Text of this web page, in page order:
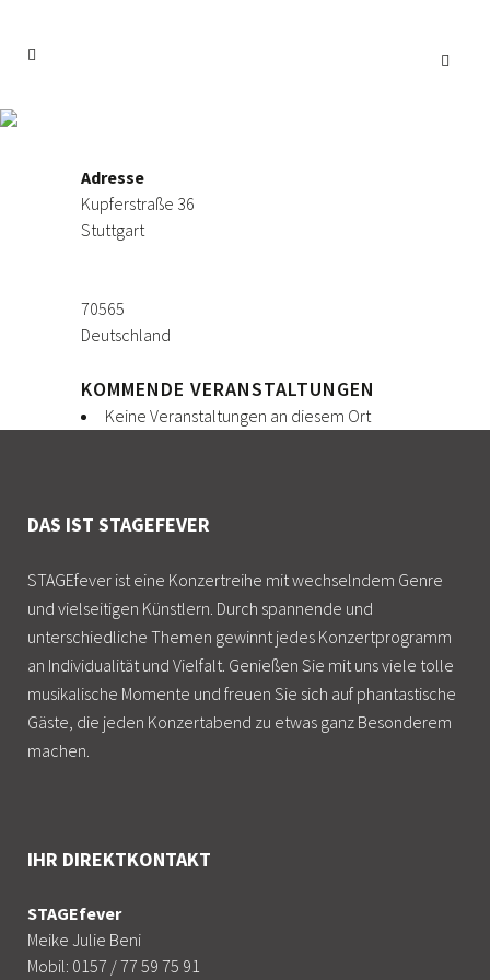
Adresse
Kupferstraße 36
Stuttgart
70565
Deutschland
KOMMENDE VERANSTALTUNGEN
Keine Veranstaltungen an diesem Ort
DAS IST STAGEFEVER
STAGEfever ist eine Konzertreihe mit wechselndem Genre
und vielseitigen Künstlern. Durch spannende und
unterschiedliche Themen gewinnt jedes Konzertprogramm
an Individualität und Vielfalt. Genießen Sie mit uns viele tolle
musikalische Momente und freuen Sie sich auf phantastische
Gäste, die jeden Konzertabend zu etwas ganz Besonderem
machen.
IHR DIREKTKONTAKT
STAGEfever
Meike Julie Beni
Mobil: 0157 / 77 59 75 91